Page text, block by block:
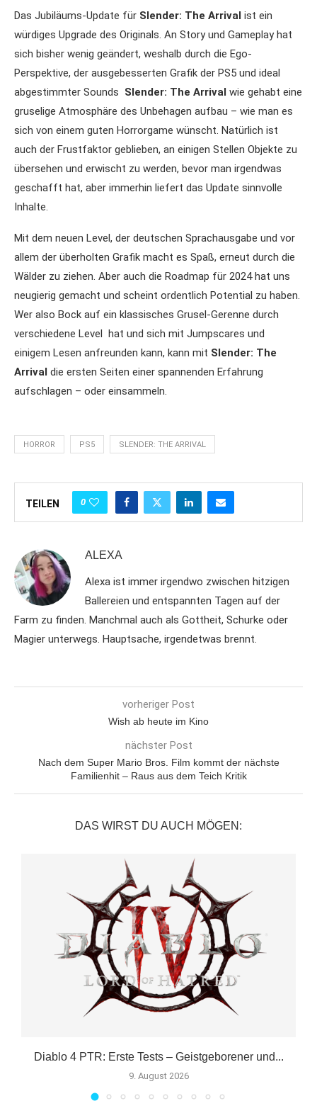
Das Jubiläums-Update für Slender: The Arrival ist ein
würdiges Upgrade des Originals. An Story und Gameplay hat
sich bisher wenig geändert, weshalb durch die Ego-
Perspektive, der ausgebesserten Grafik der PS5 und ideal
abgestimmter Sounds Slender: The Arrival wie gehabt eine
gruselige Atmosphäre des Unbehagen aufbau – wie man es
sich von einem guten Horrorgame wünscht. Natürlich ist
auch der Frustfaktor geblieben, an einigen Stellen Objekte zu
übersehen und erwischt zu werden, bevor man irgendwas
geschafft hat, aber immerhin liefert das Update sinnvolle
Inhalte.
Mit dem neuen Level, der deutschen Sprachausgabe und vor
allem der überholten Grafik macht es Spaß, erneut durch die
Wälder zu ziehen. Aber auch die Roadmap für 2024 hat uns
neugierig gemacht und scheint ordentlich Potential zu haben.
Wer also Bock auf ein klassisches Grusel-Gerenne durch
verschiedene Level hat und sich mit Jumpscares und
einigem Lesen anfreunden kann, kann mit Slender: The
Arrival die ersten Seiten einer spannenden Erfahrung
aufschlagen – oder einsammeln.
HORROR PS5 SLENDER: THE ARRIVAL
TEILEN 0
ALEXA
Alexa ist immer irgendwo zwischen hitzigen
Ballereien und entspannten Tagen auf der
Farm zu finden. Manchmal auch als Gottheit, Schurke oder
Magier unterwegs. Hauptsache, irgendetwas brennt.
vorheriger Post
Wish ab heute im Kino
nächster Post
Nach dem Super Mario Bros. Film kommt der nächste
Familienhit – Raus aus dem Teich Kritik
DAS WIRST DU AUCH MÖGEN:
Diablo 4 PTR: Erste Tests – Geistgeborener und...
9. August 2026